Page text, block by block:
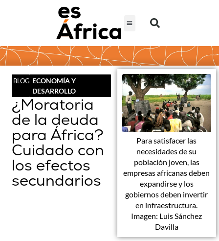
BLOG ECONOMÍA Y
DESARROLLO
¿Moratoria
de la deuda
para África?
Cuidado con
los efectos
secundarios
Para satisfacer las
necesidades de su
población joven, las
empresas africanas deben
expandirse y los
gobiernos deben invertir
en infraestructura.
Imagen: Luis Sánchez
Davilla